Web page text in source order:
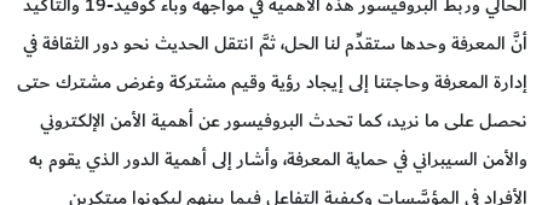
أنَّ المعرفة وحدها ستقدِّم لنا الحل، ثمَّ انتقل الحديث نحو دور الثقافة في
إدارة المعرفة وحاجتنا إلى إيجاد رؤية وقيم مشتركة وغرض مشترك حتى
نحصل على ما نريد، كما تحدث البروفيسور عن أهمية الأمن الإلكتروني
والأمن السيبراني في حماية المعرفة، وأشار إلى أهمية الدور الذي يقوم به
الأفراد في المؤسَّسات وكيفية التفاعل فيما بينهم ليكونوا مبتكرين